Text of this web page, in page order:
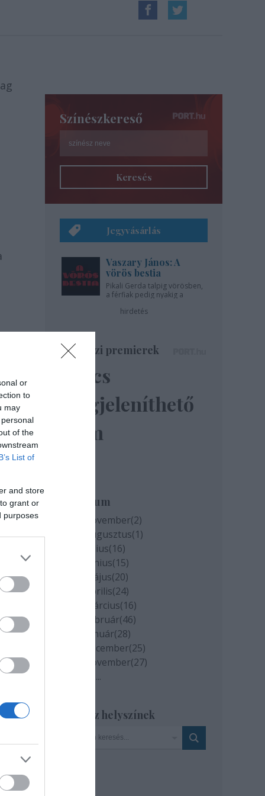
or
to
may
of the
List of
and store
grant or
purposes
Színészkereső
Keresés
Jegyvásárlás
Vaszary János: A
vörös bestia
Pikali Gerda talpig vörösben,
a férfiak pedig nyakig a
hirdetés
Színházi premierek
Nincs
megjeleníthető
elem
Archívum
2020 november(2)
2020 augusztus(1)
2020 július(16)
2020 június(15)
2020 május(20)
2020 április(24)
2020 március(16)
2020 február(46)
2020 január(28)
2019 december(25)
2019 november(27)
...
Szinház helyszínek